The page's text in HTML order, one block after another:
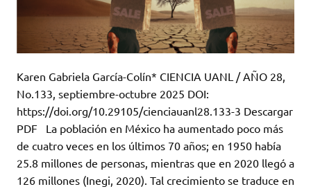
Karen Gabriela García-Colín* CIENCIA UANL / AÑO 28,
No.133, septiembre-octubre 2025 DOI:
https://doi.org/10.29105/cienciauanl28.133-3 Descargar
PDF La población en México ha aumentado poco más
de cuatro veces en los últimos 70 años; en 1950 había
25.8 millones de personas, mientras que en 2020 llegó a
126 millones (Inegi, 2020). Tal crecimiento se traduce en